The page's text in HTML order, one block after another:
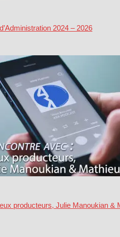
2024 – 2026
producteurs, Julie Manoukian &